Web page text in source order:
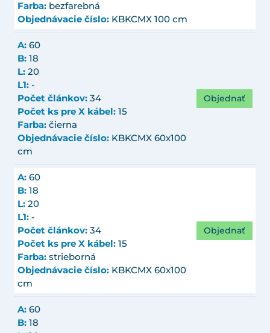
Farba: bezfarebná
Objednávacie číslo: KBKCMX 100 cm
A: 60
B: 18
L: 20
L1: -
Počet článkov: 34
Počet ks pre X kábel: 15
Farba: čierna
Objednávacie číslo: KBKCMX 60x100
cm
Objednať
A: 60
B: 18
L: 20
L1: -
Počet článkov: 34
Počet ks pre X kábel: 15
Farba: strieborná
Objednávacie číslo: KBKCMX 60x100
cm
Objednať
A: 60
B: 18